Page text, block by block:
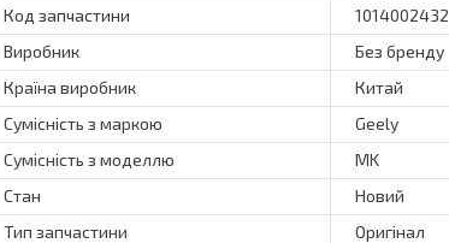
Код запчастини
1014002432
Виробник
Без бренду
Країна виробник
Китай
Сумісність з маркою
Geely
Сумісність з моделлю
MK
Стан
Новий
Тип запчастини
Оригінал